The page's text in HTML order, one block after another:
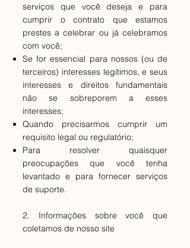
serviços que você deseja e para
cumprir o contrato que estamos
prestes a celebrar ou já celebramos
com você;
Se for essencial para nossos (ou de
terceiros) interesses legítimos, e seus
interesses e direitos fundamentais
não se sobreporem a esses
interesses;
Quando precisarmos cumprir um
requisito legal ou regulatório;
Para resolver quaisquer
preocupações que você tenha
levantado e para fornecer serviços
de suporte.
2. Informações sobre você que
coletamos de nosso site